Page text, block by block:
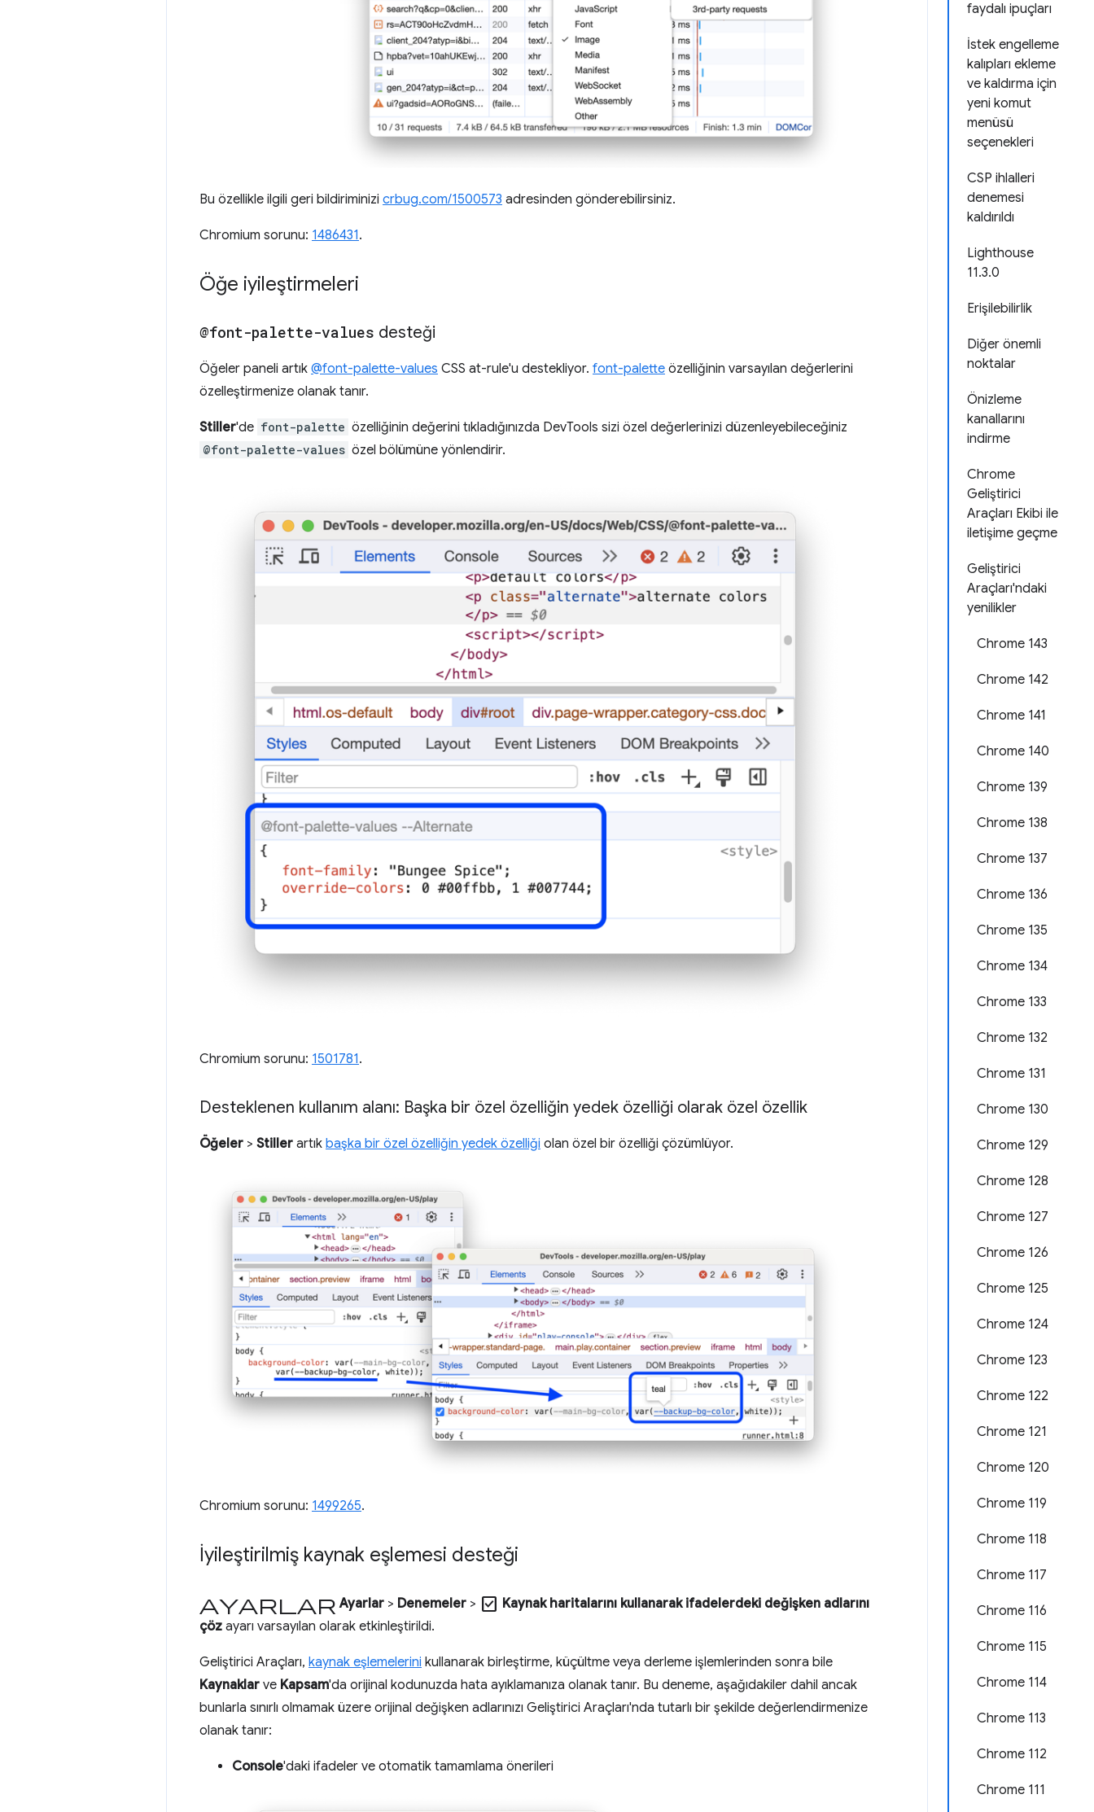
faydalı ipuçları
İstek engelleme
kalıpları ekleme
ve kaldırma için
yeni komut
menüsü
seçenekleri
CSP ihlalleri
denemesi
kaldırıldı
Lighthouse
11.3.0
Erişilebilirlik
Diğer önemli
noktalar
Önizleme
kanallarını
indirme
Chrome
Geliştirici
Araçları Ekibi ile
iletişime geçme
Geliştirici
Araçları'ndaki
yenilikler
Chrome 143
Chrome 142
Chrome 141
Chrome 140
Chrome 139
Chrome 138
Chrome 137
Chrome 136
Chrome 135
Chrome 134
Chrome 133
Chrome 132
Chrome 131
Chrome 130
Chrome 129
Chrome 128
Chrome 127
Chrome 126
Chrome 125
Chrome 124
Chrome 123
Chrome 122
Chrome 121
Chrome 120
Chrome 119
Chrome 118
Chrome 117
Chrome 116
Chrome 115
Chrome 114
Chrome 113
Chrome 112
Chrome 111
Bu özellikle ilgili geri bildiriminizi crbug.com/1500573 adresinden gönderebilirsiniz.
Chromium sorunu: 1486431.
Öğe iyileştirmeleri
@font-palette-values desteği
Öğeler paneli artık @font-palette-values CSS at-rule'u destekliyor. font-palette özelliğinin varsayılan değerlerini
özelleştirmenize olanak tanır.
Stiller'de font-palette özelliğinin değerini tıkladığınızda DevTools sizi özel değerlerinizi düzenleyebileceğiniz
@font-palette-values özel bölümüne yönlendirir.
Chromium sorunu: 1501781.
Desteklenen kullanım alanı: Başka bir özel özelliğin yedek özelliği olarak özel özellik
Öğeler > Stiller artık başka bir özel özelliğin yedek özelliği olan özel bir özelliği çözümlüyor.
Chromium sorunu: 1499265.
İyileştirilmiş kaynak eşlemesi desteği
Ayarlar Ayarlar > Denemeler > check_box Kaynak haritalarını kullanarak ifadelerdeki değişken adlarını
çöz ayarı varsayılan olarak etkinleştirildi.
Geliştirici Araçları, kaynak eşlemelerini kullanarak birleştirme, küçültme veya derleme işlemlerinden sonra bile
Kaynaklar ve Kapsam'da orijinal kodunuzda hata ayıklamanıza olanak tanır. Bu deneme, aşağıdakiler dahil ancak
bunlarla sınırlı olmamak üzere orijinal değişken adlarınızı Geliştirici Araçları'nda tutarlı bir şekilde değerlendirmenize
olanak tanır:
Console'daki ifadeler ve otomatik tamamlama önerileri